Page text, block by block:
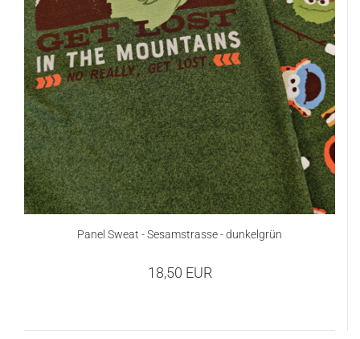
Panel Sweat - Sesamstrasse - dunkelgrün
18,50 EUR